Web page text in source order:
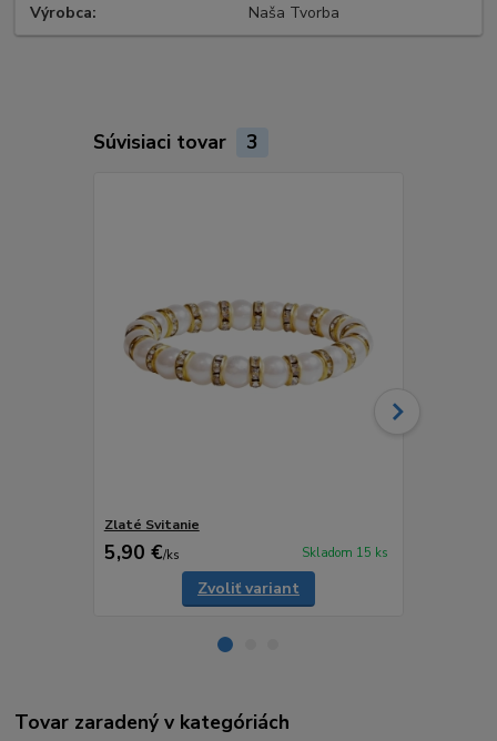
Výrobca Naša Tvorba
Súvisiaci tovar 3
Zlaté Svitanie
5,90 €/ks Skladom 15 ks
Zvoliť variant
Tovar zaradený v kategóriách